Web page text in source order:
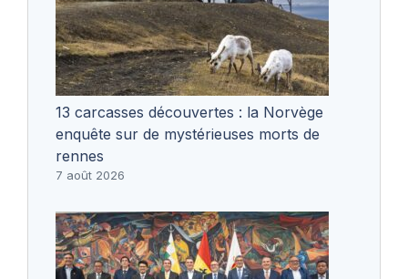
13 carcasses découvertes : la Norvège
enquête sur de mystérieuses morts de
rennes
7 août 2026